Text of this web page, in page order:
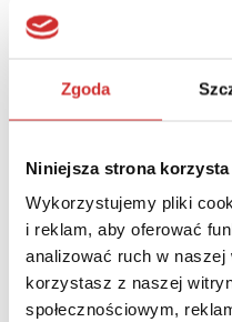
Zgoda
Niniejsza strona
Wykorzystujemy pliki
i reklam, aby oferować
analizować ruch w
korzystasz z naszej
społecznościowym,
odpowiedzialnego za
2016 -2017 uczestniczył w
300 publikacji.
Magda Sochacka